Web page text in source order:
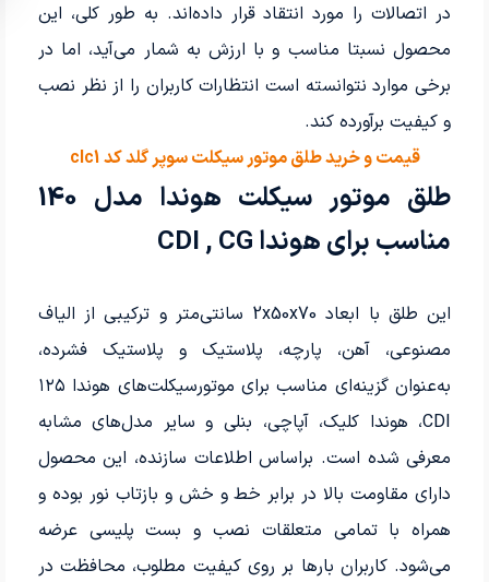
در اتصالات را مورد انتقاد قرار داده‌اند. به طور کلی، این
محصول نسبتا مناسب و با ارزش به شمار می‌آید، اما در
برخی موارد نتوانسته است انتظارات کاربران را از نظر نصب
و کیفیت برآورده کند.
قیمت و خرید طلق موتور سیکلت سوپر گلد کد clc1
طلق موتور سیکلت هوندا مدل 140
مناسب برای هوندا CDI , CG
این طلق با ابعاد 2x50x70 سانتی‌متر و ترکیبی از الیاف
مصنوعی، آهن، پارچه، پلاستیک و پلاستیک فشرده،
به‌عنوان گزینه‌ای مناسب برای موتورسیکلت‌های هوندا ۱۲۵
CDI، هوندا کلیک، آپاچی، بنلی و سایر مدل‌های مشابه
معرفی شده است. براساس اطلاعات سازنده، این محصول
دارای مقاومت بالا در برابر خط و خش و بازتاب نور بوده و
همراه با تمامی متعلقات نصب و بست پلیسی عرضه
می‌شود. کاربران بارها بر روی کیفیت مطلوب، محافظت در